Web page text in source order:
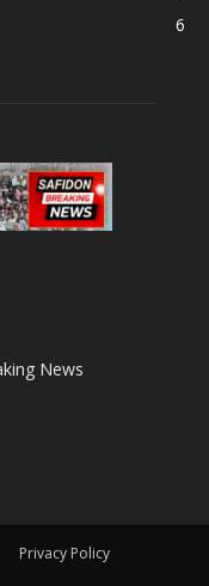
6
News
Privacy Policy